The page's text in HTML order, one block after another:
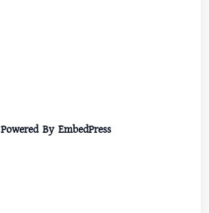
Powered By EmbedPress